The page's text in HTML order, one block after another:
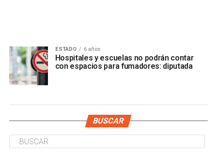
ESTADO 6 años
Hospitales y escuelas no podrán contar
con espacios para fumadores: diputada
BUSCAR